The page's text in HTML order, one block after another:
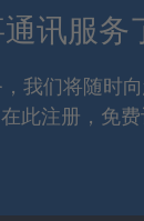
讯服务
我们将随时
此注册，免费